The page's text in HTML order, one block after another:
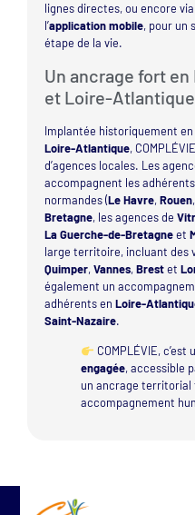
lignes directes, ou encore via
l’application mobile, pour un
étape de la vie.
Un ancrage fort
et Loire-Atlantique
Implantée historiquement
Loire-Atlantique,
d’agences locales. Les
accompagnent les
normandes (Le Havre,Rouen
Bretagne, les agences de
La Guerche-de-Bretagneet
large territoire, incluant des
Quimper,Vannes,Brestet
également un
adhérents enLoire-
Saint-Nazaire.
COMPLÉVIE, c’est
engagée, accessible
un ancrage territorial
accompagnement